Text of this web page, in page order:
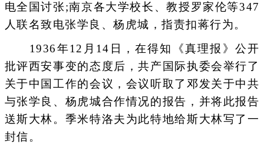
电全国讨张;南京各大学校长、教授罗家伦等347
人联名致电张学良、杨虎城，指责扣蒋行为。
1936年12月14日，在得知《真理报》公开
批评西安事变的态度后，共产国际执委会举行了
关于中国工作的会议，会议听取了邓发关于中共
与张学良、杨虎城合作情况的报告，并将此报告
送斯大林。季米特洛夫为此特地给斯大林写了一
封信。